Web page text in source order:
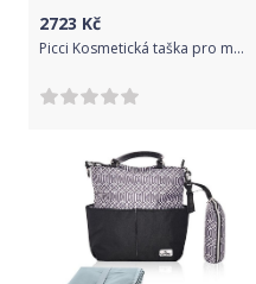
2723 Kč
Picci Kosmetická taška pro maminku, SVEVA